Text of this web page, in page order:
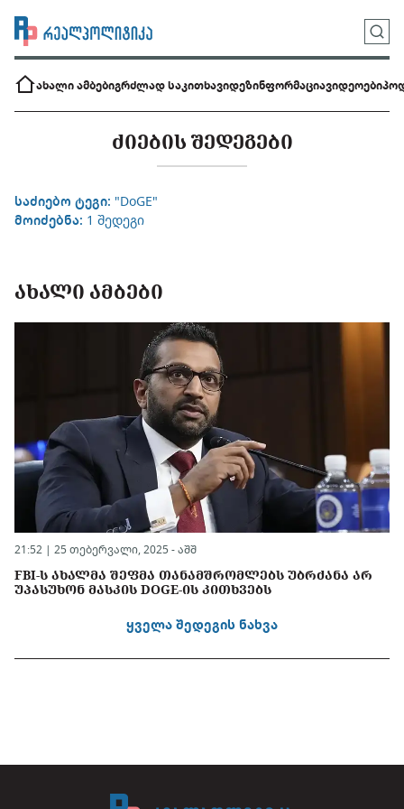
ახალი ამბებიგრძლად საკითხავიდეზინფორმაციავიდეოები
ᲫᲘᲔᲑᲘᲡ ᲨᲔᲓᲔᲒᲔᲑᲘ
საძიებო ტეგი: "DoGE"
მოიძებნა: 1 შედეგი
ᲐᲮᲐᲚᲘ ᲐᲛᲑᲔᲑᲘ
21:52 | 25 თებერვალი, 2025 - აშშ
FBI-Ს ᲐᲮᲐᲚᲛᲐ ᲨᲔᲤᲛᲐ ᲗᲐᲜᲐᲛᲨᲠᲝᲛᲚᲔᲑᲡ ᲣᲑᲠᲫᲐᲜᲐ ᲐᲠ
ᲣᲞᲐᲡᲣᲮᲝᲜ ᲛᲐᲡᲙᲘᲡ DOGE-ᲘᲡ ᲙᲘᲗᲮᲕᲔᲑᲡ
ყველა შედეგის ნახვა